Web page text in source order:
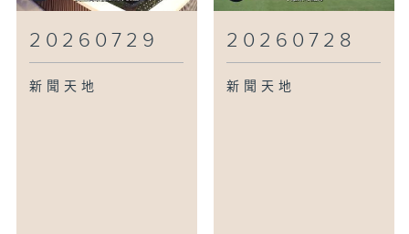
20260729
新聞天地
20260728
新聞天地